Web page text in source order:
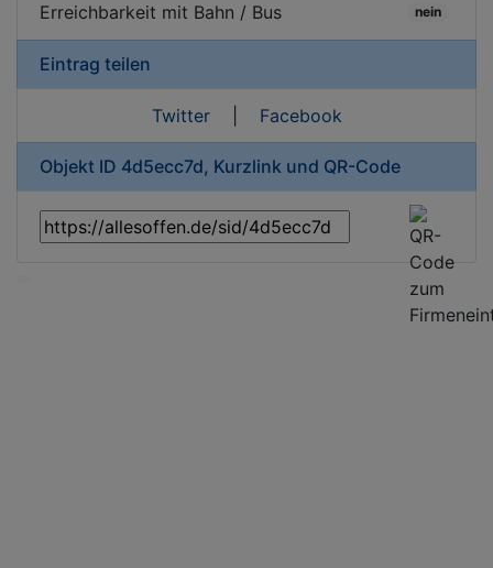
Erreichbarkeit mit Bahn / Bus nein
Eintrag teilen
Twitter| Facebook
Objekt ID 4d5ecc7d, Kurzlink und QR-Code